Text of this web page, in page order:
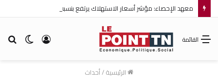
الوضع تسجيل
القائمة
الرئيسية/أحداث